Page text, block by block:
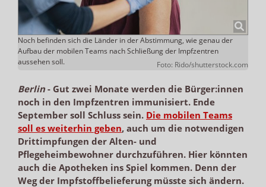
Noch befinden sich die Länder in der Abstimmung, wie genau der
Aufbau der mobilen Teams nach Schließung der Impfzentren
aussehen soll.
Foto: Rido/shutterstock.com
Berlin- Gut zwei Monate werden die Bürger:innen
noch in den Impfzentren immunisiert. Ende
September soll Schluss sein. Die mobilen Teams
soll es weiterhin geben, auch um die notwendigen
Drittimpfungen der Alten- und
Pflegeheimbewohner durchzuführen. Hier könnten
auch die Apotheken ins Spiel kommen. Denn der
Weg der Impfstoffbelieferung müsste sich ändern.